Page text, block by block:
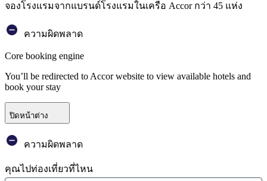
จองโรงแรมจากแบรนด์โรงแรมในเครือ Accor กว่า 45 แห่ง
ความผิดพลาด
Core booking engine
You’ll be redirected to Accor website to view available hotels and
book your stay
ปิดหน้าต่าง
ความผิดพลาด
คุณไปท่องเที่ยวที่ไหน